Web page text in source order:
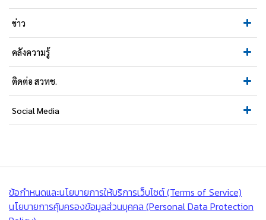
ข่าว
คลังความรู้
ติดต่อ สวทช.
Social Media
ข้อกำหนดและนโยบายการให้บริการเว็บไซต์ (Terms of Service)
นโยบายการคุ้มครองข้อมูลส่วนบุคคล (Personal Data Protection